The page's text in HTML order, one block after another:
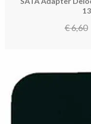
€6,60